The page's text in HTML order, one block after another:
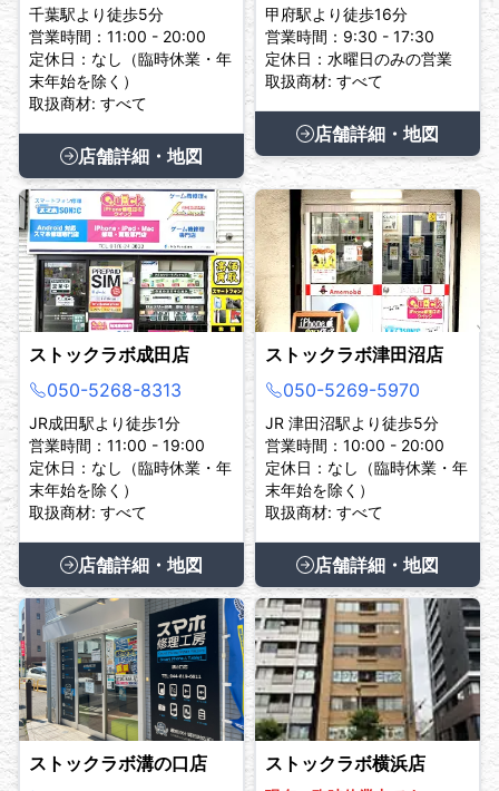
千葉駅より徒歩5分
営業時間：11:00 - 20:00
定休日：なし（臨時休業・年
末年始を除く）
取扱商材: すべて
店舗詳細・地図
甲府駅より徒歩16分
営業時間：9:30 - 17:30
定休日：水曜日のみの営業
取扱商材: すべて
店舗詳細・地図
ストックラボ成田店
050-5268-8313
JR成田駅より徒歩1分
営業時間：11:00 - 19:00
定休日：なし（臨時休業・年
末年始を除く）
取扱商材: すべて
店舗詳細・地図
ストックラボ津田沼店
050-5269-5970
JR 津田沼駅より徒歩5分
営業時間：10:00 - 20:00
定休日：なし（臨時休業・年
末年始を除く）
取扱商材: すべて
店舗詳細・地図
ストックラボ溝の口店
ストックラボ横浜店